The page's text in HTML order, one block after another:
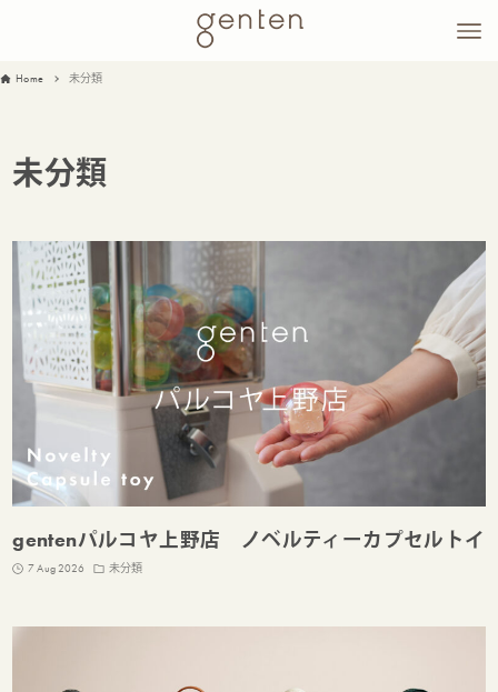
Home 未分類
未分類
gentenパルコヤ上野店 ノベルティーカプセルトイ
7 Aug 2026 未分類